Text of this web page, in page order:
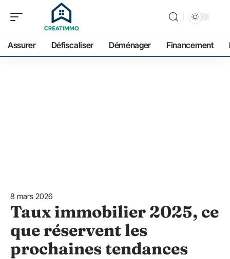
Assurer Défiscaliser Déménager Financement
8 mars 2026
Taux immobilier 2025, ce
que réservent les
prochaines tendances